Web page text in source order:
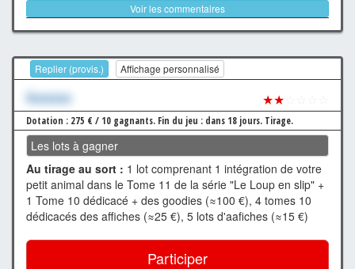
Voir les commentaires
Replier (provis.) Affichage personnalisé
Xxxxxxx ★★
Dotation : 275 € / 10 gagnants. Fin du jeu : dans 18 jours. Tirage.
Les lots à gagner
Au tirage au sort : 1 lot comprenant 1 intégration de votre
petit animal dans le Tome 11 de la série "Le Loup en slip" +
1 Tome 10 dédicacé + des goodies (≈100 €), 4 tomes 10
dédicacés des affiches (≈25 €), 5 lots d'aafiches (≈15 €)
Participer